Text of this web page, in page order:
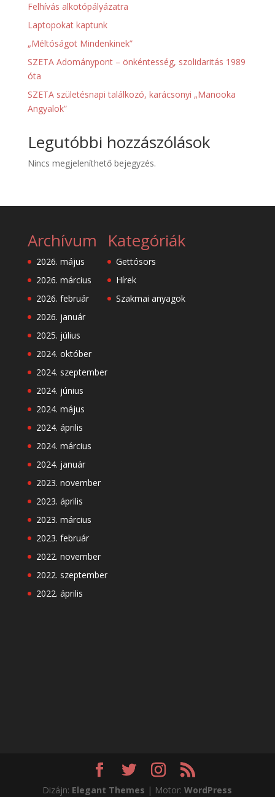
Felhívás alkotópályázatra
Laptopokat kaptunk
„Méltóságot Mindenkinek”
SZETA Adománypont – önkéntesség, szolidaritás 1989
óta
SZETA születésnapi találkozó, karácsonyi „Manooka
Angyalok”
Legutóbbi hozzászólások
Nincs megjeleníthető bejegyzés.
Archívum
2026. május
2026. március
2026. február
2026. január
2025. július
2024. október
2024. szeptember
2024. június
2024. május
2024. április
2024. március
2024. január
2023. november
2023. április
2023. március
2023. február
2022. november
2022. szeptember
2022. április
Kategóriák
Gettósors
Hírek
Szakmai anyagok
Dizájn: Elegant Themes | Motor:WordPress